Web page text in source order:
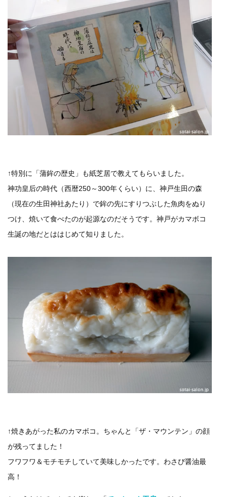
↑特別に「蒲鉾の歴史」も紙芝居で教えてもらいました。
神功皇后の時代（西暦250～300年くらい）に、神戸生田の森
（現在の生田神社あたり）で鉾の先にすりつぶした魚肉をぬり
つけ、焼いて食べたのが起源なのだそうです。神戸がカマボコ
生誕の地だとははじめて知りました。
↑焼きあがった私のカマボコ。ちゃんと「ザ・マウンテン」の顔
が残ってました！
フワフワ＆モチモチしていて美味しかったです。わさび醤油最
高！